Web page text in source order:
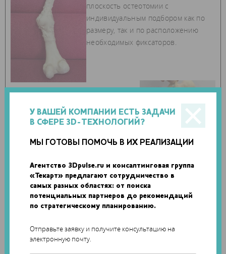
У ВАШЕЙ КОМПАНИИ ЕСТЬ ЗАДАЧИ
В СФЕРЕ 3D-ТЕХНОЛОГИЙ?
МЫ ГОТОВЫ ПОМОЧЬ В ИХ РЕАЛИЗАЦИИ
Агентство 3Dpulse.ru и консалтинговая группа
«Текарт» предлагают сотрудничество в
самых разных областях: от поиска
потенциальных партнеров до рекомендаций
по стратегическому планированию.
Отправьте заявку и получите консультацию на
электронную почту.
плоскость остеотомии с
индивидуальным подбором как по
размеру, так и по расположению
необходимых фиксаторов.
Во время операции была выполнена
миниинвазивно уже спланированная
и отработанная на 3D-модели
результате которой удалось
деформацию бедра с
восстановлением физиологической
оси нижней конечности и
зафиксировать подобранными
Клинико-рентгенологический результат через 1 год после